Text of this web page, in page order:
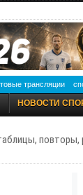
трансляции
НОВОСТИ
повторы,